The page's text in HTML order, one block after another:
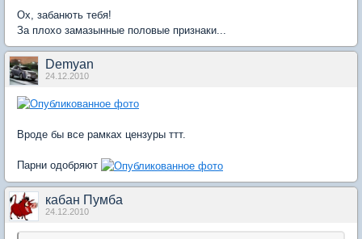
Ох, забанють тебя!
За плохо замазынные половые признаки...
Demyan
24.12.2010
Вроде бы все рамках цензуры ттт.
Парни одобряют
кабан Пумба
24.12.2010